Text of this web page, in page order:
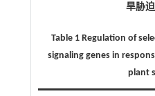
旱胁
Table 1 Regulation of
signaling genes in
plant